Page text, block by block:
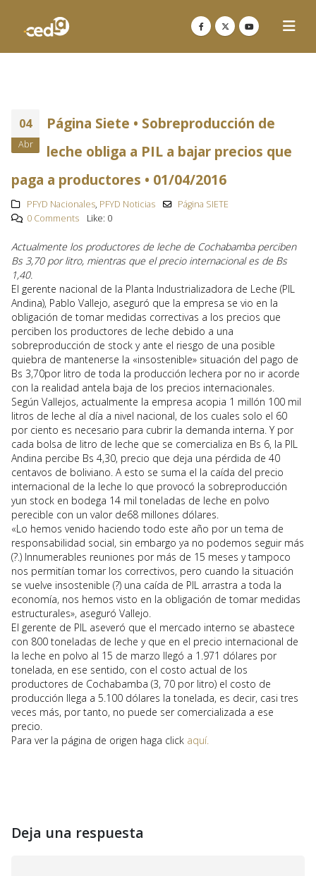
04
Abr
Página Siete • Sobreproducción de
leche obliga a PIL a bajar precios que
paga a productores • 01/04/2016
PFYD Nacionales, PFYD Noticias
Página SIETE
0 Comments
Like: 0
Actualmente los productores de leche de Cochabamba perciben
Bs 3,70 por litro, mientras que el precio internacional es de Bs
1,40.
El gerente nacional de la Planta Industrializadora de Leche (PIL
Andina), Pablo Vallejo, aseguró que la empresa se vio en la
obligación de tomar medidas correctivas a los precios que
perciben los productores de leche debido a una
sobreproducción de stock y ante el riesgo de una posible
quiebra de mantenerse la «insostenible» situación del pago de
Bs 3,70por litro de toda la producción lechera por no ir acorde
con la realidad antela baja de los precios internacionales.
Según Vallejos, actualmente la empresa acopia 1 millón 100 mil
litros de leche al día a nivel nacional, de los cuales solo el 60
por ciento es necesario para cubrir la demanda interna. Y por
cada bolsa de litro de leche que se comercializa en Bs 6, la PIL
Andina percibe Bs 4,30, precio que deja una pérdida de 40
centavos de boliviano. A esto se suma el la caída del precio
internacional de la leche lo que provocó la sobreproducción
yun stock en bodega 14 mil toneladas de leche en polvo
perecible con un valor de68 millones dólares.
«Lo hemos venido haciendo todo este año por un tema de
responsabilidad social, sin embargo ya no podemos seguir más
(?.) Innumerables reuniones por más de 15 meses y tampoco
nos permitían tomar los correctivos, pero cuando la situación
se vuelve insostenible (?) una caída de PIL arrastra a toda la
economía, nos hemos visto en la obligación de tomar medidas
estructurales», aseguró Vallejo.
El gerente de PIL aseveró que el mercado interno se abastece
con 800 toneladas de leche y que en el precio internacional de
la leche en polvo al 15 de marzo llegó a 1.971 dólares por
tonelada, en ese sentido, con el costo actual de los
productores de Cochabamba (3, 70 por litro) el costo de
producción llega a 5.100 dólares la tonelada, es decir, casi tres
veces más, por tanto, no puede ser comercializada a ese
precio.
Para ver la página de origen haga click aquí.
Deja una respuesta